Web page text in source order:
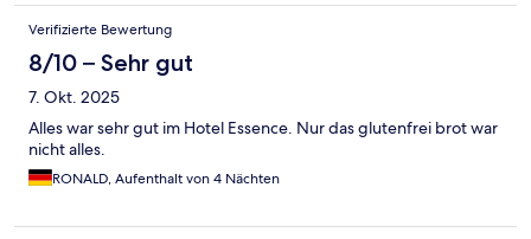
eher überschaubar – es gab überwiegend Toastbrot und leider
keine frischen Brötchen, was wir etwas vermisst haben. Trotz
dieser kleinen Kritikpunkte hatten wir einen angenehmen
Aufenthalt und würden das Hotel wieder buchen.
Verifizierte Bewertung
8/10 – Sehr gut
7. Okt. 2025
Alles war sehr gut im Hotel Essence. Nur das glutenfrei brot war
nicht alles.
RONALD, Aufenthalt von 4 Nächten